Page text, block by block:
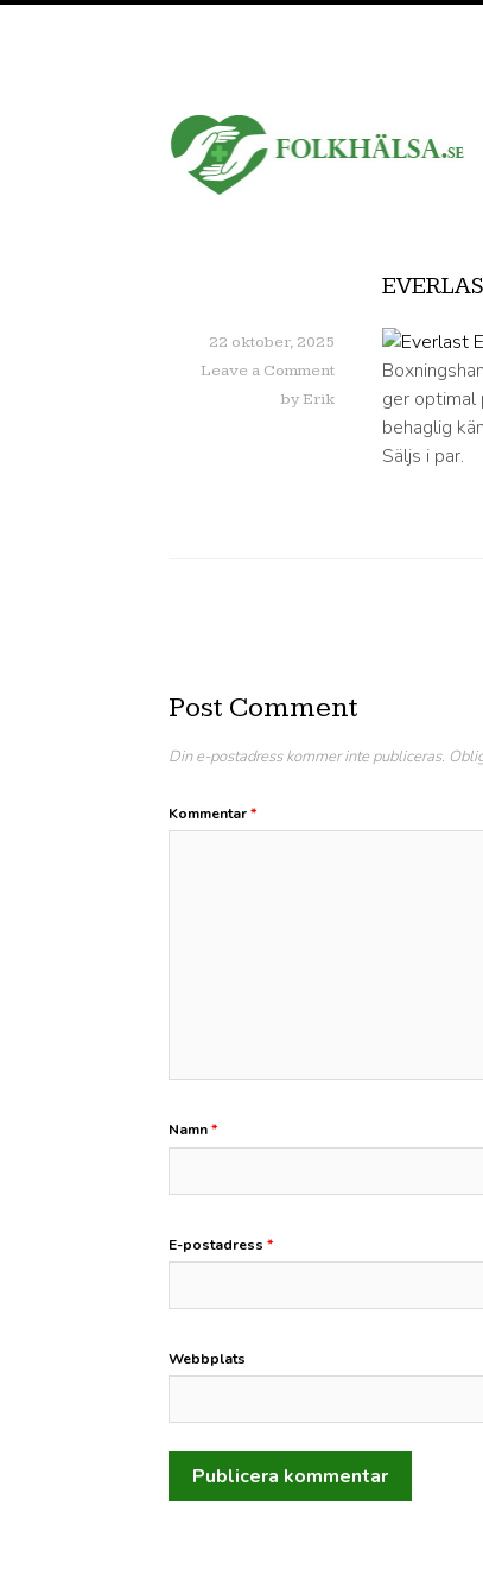
22 oktober, 2025
Leave a Comment
byErik
ger optimal
behaglig
Säljs i par.
Post Comment
Din e-postadress kommer inte publiceras.
Kommentar*
Namn*
E-postadress *
Webbplats